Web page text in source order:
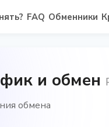
FAQ Обменники
и обмен
обмена